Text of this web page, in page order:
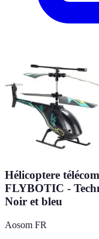
Hélicoptere
FLYBOTIC -
Noir et bleu
Aosom FR